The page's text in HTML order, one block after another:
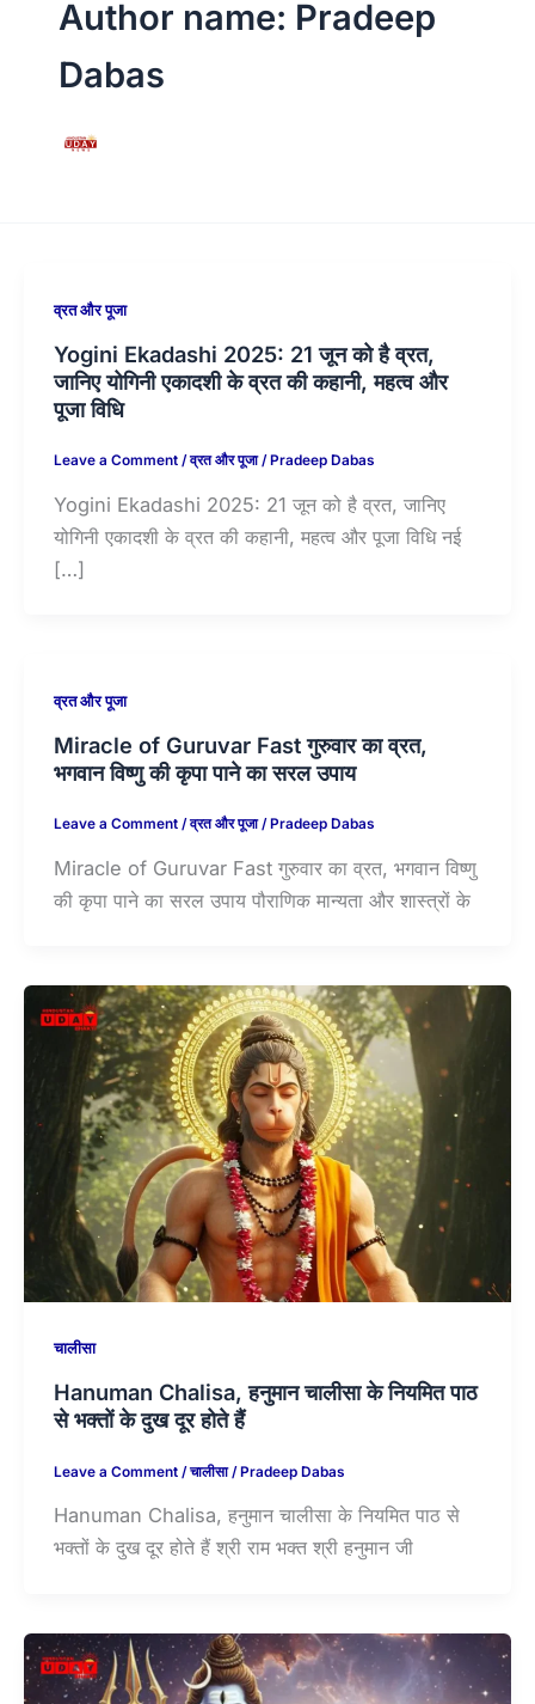
Author name: Pradeep
Dabas
व्रत और पूजा
Yogini Ekadashi 2025: 21 जून को है व्रत,
जानिए योगिनी एकादशी के व्रत की कहानी, महत्व और
पूजा विधि
Leave a Comment /व्रत और पूजा/ Pradeep Dabas
Yogini Ekadashi 2025: 21 जून को है व्रत, जानिए
योगिनी एकादशी के व्रत की कहानी, महत्व और पूजा विधि नई
[…]
व्रत और पूजा
Miracle of Guruvar Fast गुरुवार का व्रत,
भगवान विष्णु की कृपा पाने का सरल उपाय
Leave a Comment /व्रत और पूजा/ Pradeep Dabas
Miracle of Guruvar Fast गुरुवार का व्रत, भगवान विष्णु
की कृपा पाने का सरल उपाय पौराणिक मान्यता और शास्त्रों के
चालीसा
Hanuman Chalisa, हनुमान चालीसा के नियमित पाठ
से भक्तों के दुख दूर होते हैं
Leave a Comment /चालीसा/ Pradeep Dabas
Hanuman Chalisa, हनुमान चालीसा के नियमित पाठ से
भक्तों के दुख दूर होते हैं श्री राम भक्त श्री हनुमान जी